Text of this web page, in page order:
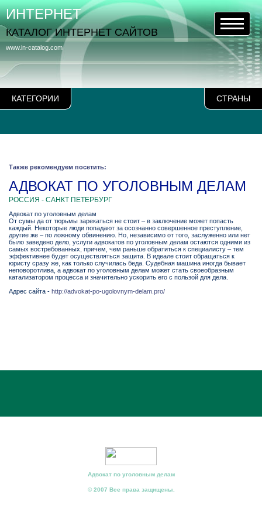
КАТЕГОРИИ СТРАНЫ
www.in-catalog.com
ИНТЕРНЕТ
КАТАЛОГ ИНТЕРНЕТ САЙТОВ
Также рекомендуем посетить:
АДВОКАТ ПО УГОЛОВНЫМ ДЕЛАМ
РОССИЯ - САНКТ ПЕТЕРБУРГ
Адвокат по уголовным делам
От сумы да от тюрьмы зарекаться не стоит – в заключение может попасть
каждый. Некоторые люди попадают за осознанно совершенное преступление,
другие же – по ложному обвинению. Но, независимо от того, заслуженно или нет
было заведено дело, услуги адвокатов по уголовным делам остаются одними из
самых востребованных, причем, чем раньше обратиться к специалисту – тем
эффективнее будет осуществляться защита. В идеале стоит обращаться к
юристу сразу же, как только случилась беда. Судебная машина иногда бывает
неповоротлива, а адвокат по уголовным делам может стать своеобразным
катализатором процесса и значительно ускорить его с пользой для дела.
Адрес сайта - http://advokat-po-ugolovnym-delam.pro/
Адвокат по уголовным делам
© 2007 Все права защищены.